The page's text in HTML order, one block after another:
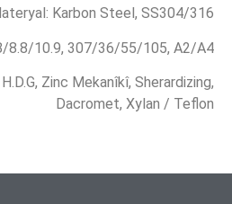
Karbon Steel, SS304/316
8.8/10.9, 307/36/55/105, A2/A4
Zinc Mekanîkî, Sherardizing,
Dacromet, Xylan / Teflon